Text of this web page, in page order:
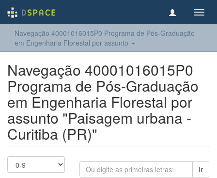
Navegação 40001016015P0 Programa de Pós-Graduação
em Engenharia Florestal por assunto
Navegação 40001016015P0
Programa de Pós-Graduação
em Engenharia Florestal por
assunto "Paisagem urbana -
Curitiba (PR)"
Ir